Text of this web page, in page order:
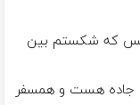
بس كه شكستم بین
جاده هست و همسفر